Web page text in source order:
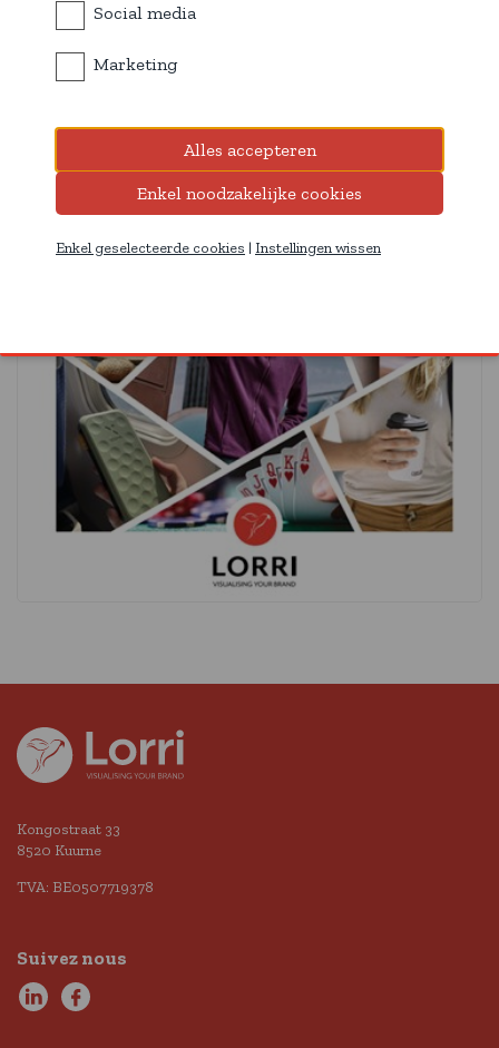
Télécharger maintenant
Kongostraat 33
8520 Kuurne
TVA: BE0507719378
Suivez nous
Social media
Marketing
Enkel geselecteerde cookies | Instellingen wissen